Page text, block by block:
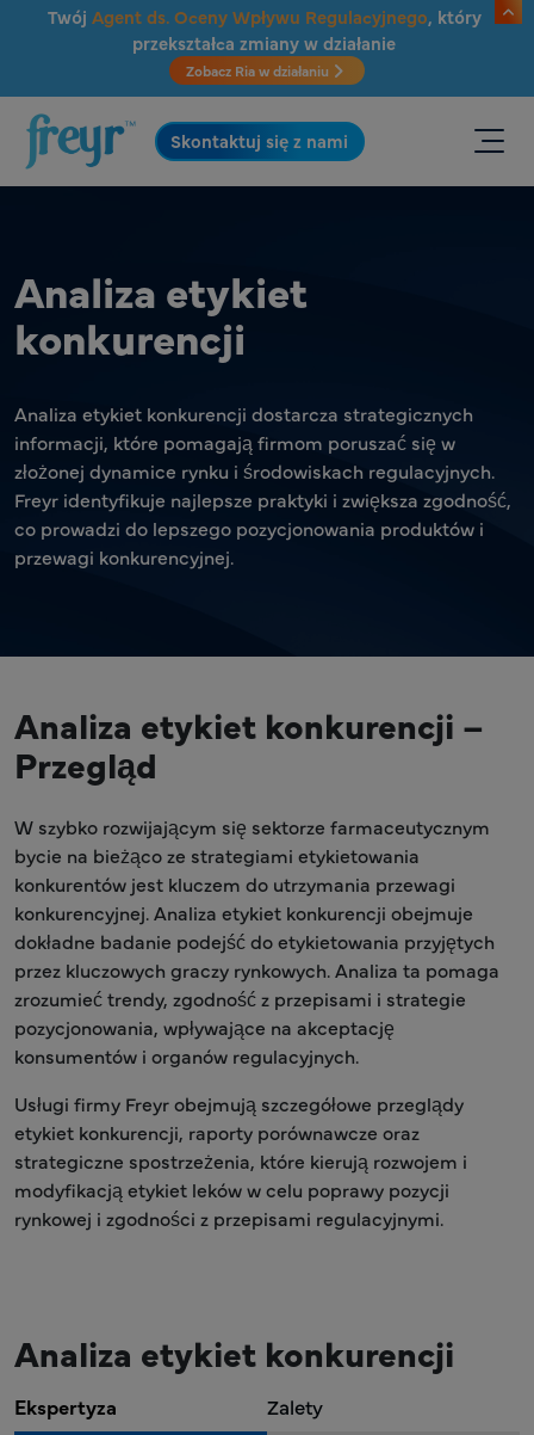
Przejdź do głównej treści
Twój Agent ds. Oceny Wpływu Regulacyjnego, który
przekształca zmiany w działanie
Zobacz Ria w działaniu
.
Skontaktuj się z nami
Analiza etykiet
konkurencji
Analiza etykiet konkurencji dostarcza strategicznych
informacji, które pomagają firmom poruszać się w
złożonej dynamice rynku i środowiskach regulacyjnych.
Freyr identyfikuje najlepsze praktyki i zwiększa zgodność,
co prowadzi do lepszego pozycjonowania produktów i
przewagi konkurencyjnej.
Analiza etykiet konkurencji –
Przegląd
W szybko rozwijającym się sektorze farmaceutycznym
bycie na bieżąco ze strategiami etykietowania
konkurentów jest kluczem do utrzymania przewagi
konkurencyjnej. Analiza etykiet konkurencji obejmuje
dokładne badanie podejść do etykietowania przyjętych
przez kluczowych graczy rynkowych. Analiza ta pomaga
zrozumieć trendy, zgodność z przepisami i strategie
pozycjonowania, wpływające na akceptację
konsumentów i organów regulacyjnych.
Usługi firmy Freyr obejmują szczegółowe przeglądy
etykiet konkurencji, raporty porównawcze oraz
strategiczne spostrzeżenia, które kierują rozwojem i
modyfikacją etykiet leków w celu poprawy pozycji
rynkowej i zgodności z przepisami regulacyjnymi.
Analiza etykiet konkurencji
Ekspertyza Zalety